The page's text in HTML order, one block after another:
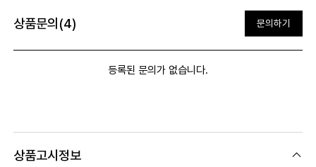
상품문의(4) 문의하기
등록된 문의가 없습니다.
상품고시정보